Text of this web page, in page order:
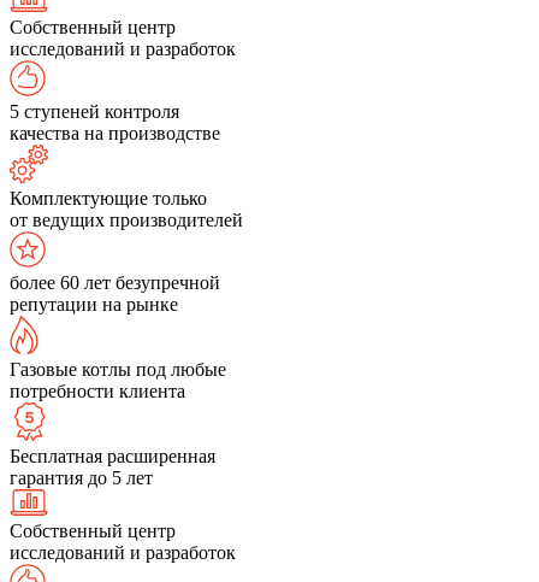
Собственный центр
исследований и разработок
5 ступеней контроля
качества на производстве
Комплектующие только
от ведущих производителей
более 60 лет безупречной
репутации на рынке
Газовые котлы под любые
потребности клиента
Бесплатная расширенная
гарантия до 5 лет
Собственный центр
исследований и разработок